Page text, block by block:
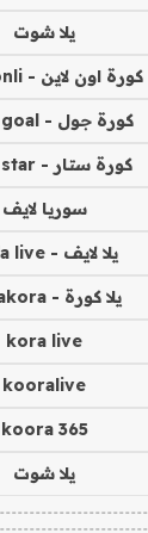
يلا شوت
كورة اون لاين - kora onli
كورة جول - kora goal
كورة ستار - kora star
سوريا لايف
يلا لايف - yalla live
يلا كورة - yallakora
kora live
kooralive
koora 365
يلا شوت